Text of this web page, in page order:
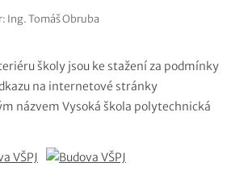
Ing. Tomáš Obruba
školy jsou ke stažení za podmínky
na internetové stránky
názvem Vysoká škola polytechnická